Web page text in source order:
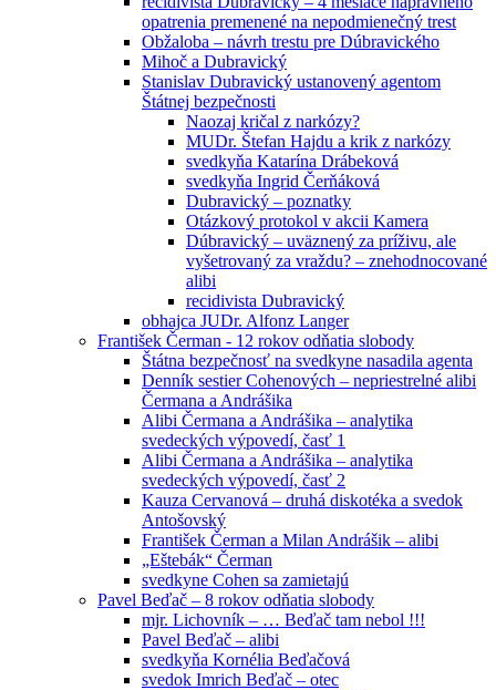
opatrenia premenené na nepodmienečný trest
Obžaloba – návrh trestu pre Dúbravického
Mihoč a Dubravický
Stanislav Dubravický ustanovený agentom
Štátnej bezpečnosti
Naozaj kričal z narkózy?
MUDr. Štefan Hajdu a krik z narkózy
svedkyňa Katarína Drábeková
svedkyňa Ingrid Čerňáková
Dubravický – poznatky
Otázkový protokol v akcii Kamera
Dúbravický – uväznený za príživu, ale
vyšetrovaný za vraždu? – znehodnocované
alibi
recidivista Dubravický
obhajca JUDr. Alfonz Langer
František Čerman - 12 rokov odňatia slobody
Štátna bezpečnosť na svedkyne nasadila agenta
Denník sestier Cohenových – nepriestrelné alibi
Čermana a Andrášika
Alibi Čermana a Andrášika – analytika
svedeckých výpovedí, časť 1
Alibi Čermana a Andrášika – analytika
svedeckých výpovedí, časť 2
Kauza Cervanová – druhá diskotéka a svedok
Antošovský
František Čerman a Milan Andrášik – alibi
„Eštebák“ Čerman
svedkyne Cohen sa zamietajú
Pavel Beďač – 8 rokov odňatia slobody
mjr. Lichovník – … Beďač tam nebol !!!
Pavel Beďač – alibi
svedkyňa Kornélia Beďačová
svedok Imrich Beďač – otec